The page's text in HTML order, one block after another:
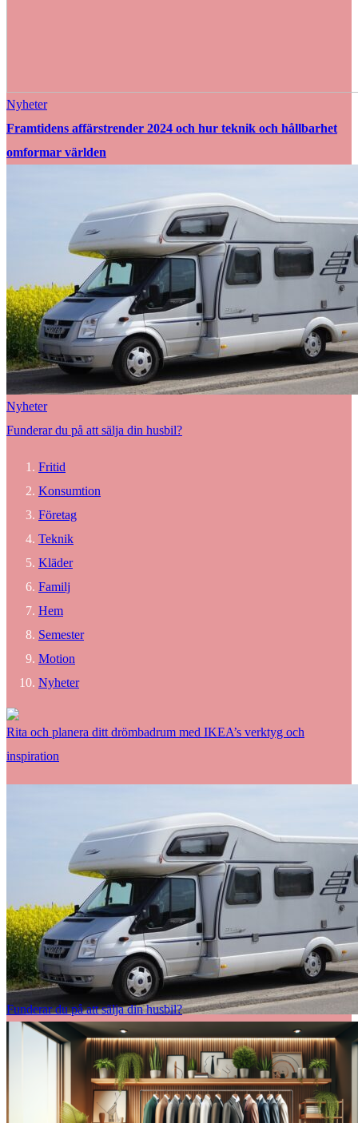
Nyheter
Framtidens affärstrender 2024 och hur teknik och hållbarhet
omformar världen
Nyheter
Funderar du på att sälja din husbil?
Fritid
Konsumtion
Företag
Teknik
Kläder
Familj
Hem
Semester
Motion
Nyheter
Rita och planera ditt drömbadrum med IKEA’s verktyg och
inspiration
Funderar du på att sälja din husbil?